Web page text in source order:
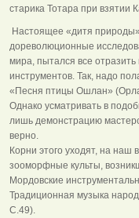
старика Тотара при взятии
Настоящее «дитя
дореволюционные
мира, пытался все
инструментов. Так, надо
«Песня птицы Ошлан»
Однако усматривать в
лишь демонстрацию
верно.
Корни этого уходят, на наш
зооморфные культы,
Мордовские
Традиционная музыка
С.49).